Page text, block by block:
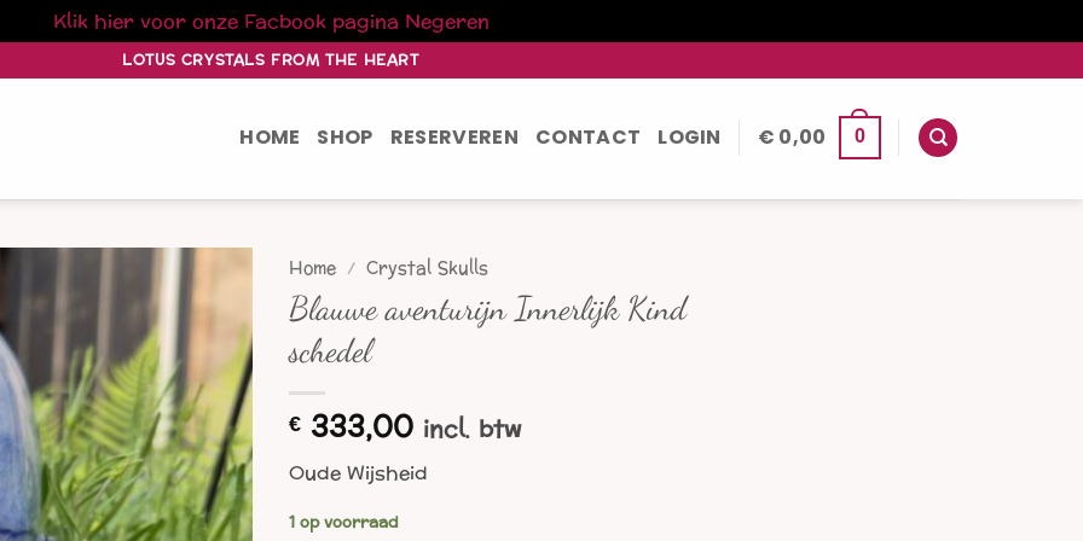
Klik hier voor onze Facbook pagina Negeren
LOTUS CRYSTALS FROM THE HEART
HOME SHOP RESERVEREN CONTACT LOGIN € 0,00 0
Home / Crystal Skulls
Blauwe aventurijn Innerlijk Kind
schedel
€ 333,00 incl. btw
Oude Wijsheid
1 op voorraad